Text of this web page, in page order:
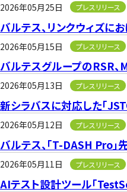
2026年05月25日 プレスリリース
バルテス、リンクウィズに
2026年05月15日 プレスリリース
バルテスグループのRSR
2026年05月13日 プレスリリース
新シラバスに対応した「
2026年05月12日 プレスリリース
バルテス、「T-DASH Pro
2026年05月11日 プレスリリース
AIテスト設計ツール「